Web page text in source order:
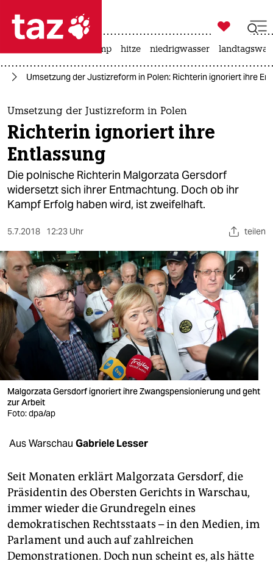
 taz zahl ich
taz zahl ich
themen
politik
öko
gesellschaft
sport
berlin
nord
wahrheit
verlag
verlag
veranstaltungen
unterstützen
abo
genossenschaft
epaper login

taz zahl ich
usa unter trump hitze niedrigwasser
Umsetzung der Justizreform in Polen: Richterin ignoriert ihre
Umsetzung der Justizreform in Polen
Richterin ignoriert ihre
Entlassung
Die polnische Richterin Malgorzata Gersdorf
widersetzt sich ihrer Entmachtung. Doch ob ihr
Kampf Erfolg haben wird, ist zweifelhaft.
5.7.2018 12:23 Uhr teilen
Malgorzata Gersdorf ignoriert ihre Zwangspensionierung und geht
zur Arbeit
Foto: dpa/ap
Aus Warschau Gabriele Lesser
Seit Monaten erklärt Malgorzata Gersdorf, die
Präsidentin des Obersten Gerichts in Warschau,
immer wieder die Grundregeln eines
demokratischen Rechtsstaats – in den Medien, im
Parlament und auch auf zahlreichen
Demonstrationen. Doch nun scheint es, als hätte